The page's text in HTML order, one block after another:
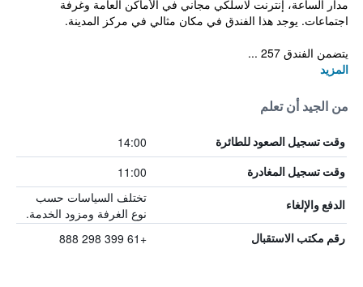
مدار الساعة، إنترنت لاسلكي مجاني في الأماكن العامة وغرفة
اجتماعات. يوجد هذا الفندق في مكان مثالي في مركز المدينة.
يتضمن الفندق 257 ...
المزيد
من الجيد أن تعلم
وقت تسجيل الصعود للطائرة 14:00
وقت تسجيل المغادرة 11:00
الدفع والإلغاء
تختلف السياسات حسب
نوع الغرفة ومزود الخدمة.
رقم مكتب الاستقبال +61 399 298 888